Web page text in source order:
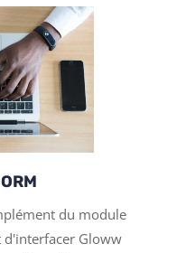
du module
d'interfacer Gloww